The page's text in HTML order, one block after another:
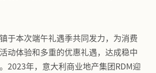
于本次端午礼遇季共同发力，为消费
动体验和多重的优惠礼遇，达成稳中
2023年，意大利商业地产集团RDM迎